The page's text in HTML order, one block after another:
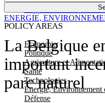
POLICY AREAS
Economie
Politique
Agriculture et
Santé
Technologies
Energie, Environnement
Défense
La Belgique
important
parc naturel
ENERGIE,